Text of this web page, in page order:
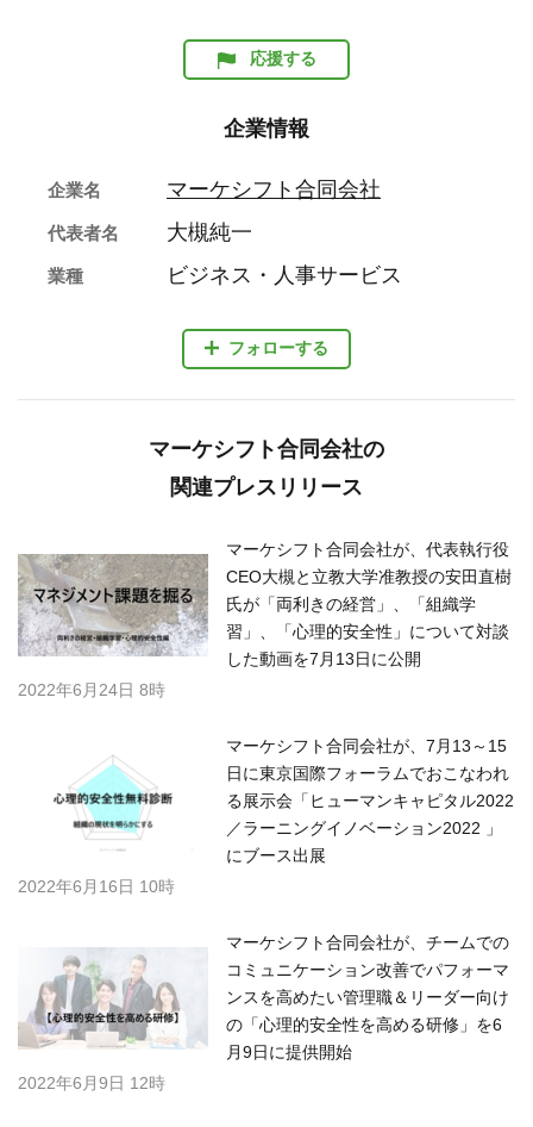
応援する
企業情報
フォローする
企業名 マーケシフト合同会社
代表者名 大槻純一
業種 ビジネス・人事サービス
マーケシフト合同会社の
関連プレスリリース
マーケシフト合同会社が、代表執行役
CEO大槻と立教大学准教授の安田直樹
氏が「両利きの経営」、「組織学
習」、「心理的安全性」について対談
した動画を7月13日に公開
2022年6月24日 8時
マーケシフト合同会社が、7月13～15
日に東京国際フォーラムでおこなわれ
る展示会「ヒューマンキャピタル2022
／ラーニングイノベーション2022 」
にブース出展
2022年6月16日 10時
マーケシフト合同会社が、チームでの
コミュニケーション改善でパフォーマ
ンスを高めたい管理職＆リーダー向け
の「心理的安全性を高める研修」を6
月9日に提供開始
2022年6月9日 12時